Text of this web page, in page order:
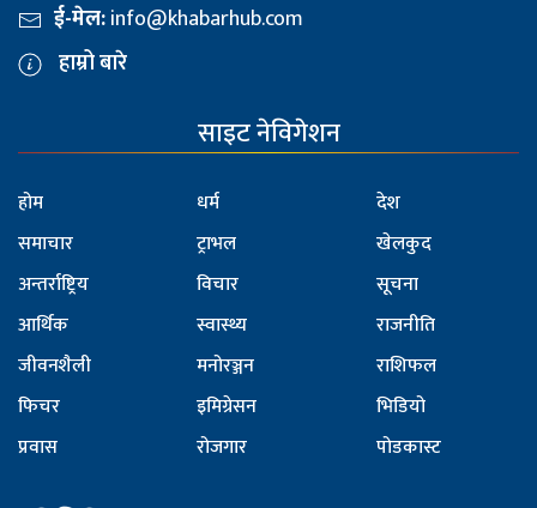
ई-मेल:info@khabarhub.com
हाम्रो बारे
साइट नेविगेशन
होम
समाचार
अन्तर्राष्ट्रिय
आर्थिक
जीवनशैली
फिचर
प्रवास
धर्म
ट्राभल
विचार
स्वास्थ्य
मनोरञ्जन
इमिग्रेसन
रोजगार
देश
खेलकुद
सूचना
राजनीति
राशिफल
भिडियो
पोडकास्ट